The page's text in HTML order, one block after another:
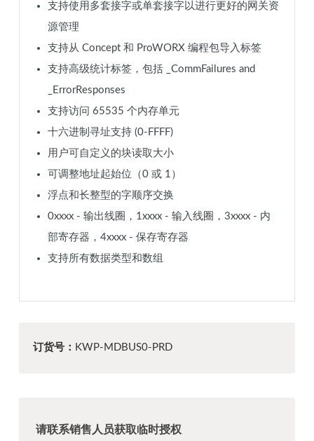
支持使用多套接字或单套接字以进行更好的网关资
源管理
支持从 Concept 和 ProWORX 编程包导入标签
支持高级统计标签，包括 _CommFailures and
_ErrorResponses
支持访问 65535 个内存单元
十六进制寻址支持 (0-FFFF)
用户可自定义的块读取大小
可调整地址起始位（0 或 1）
浮点和长整型的字顺序交换
0xxxx - 输出线圈，1xxxx - 输入线圈，3xxxx - 内
部寄存器，4xxxx - 保存寄存器
支持所有数据类型和数组
订货号： KWP-MDBUS0-PRD
请联系销售人员获取临时授权